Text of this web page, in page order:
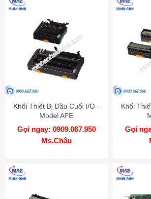
Khối Thiết Bị Đầu Cuối I/O -
Model AFE
Gọi ngay: 0909.067.950
Ms.Châu
Khối
Gọi